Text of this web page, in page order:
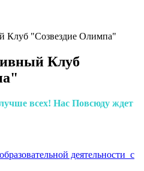
"Созвездие Олимпа"
Клуб
всех! Нас Повсюду ждет
деятельности с